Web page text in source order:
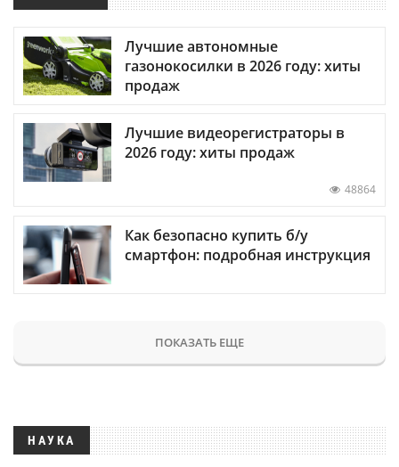
Лучшие автономные
газонокосилки в 2026 году: хиты
продаж
Лучшие видеорегистраторы в
2026 году: хиты продаж
48864
Как безопасно купить б/у
смартфон: подробная инструкция
ПОКАЗАТЬ ЕЩЕ
НАУКА